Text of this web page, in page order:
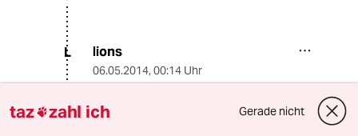
L lions
06.05.2014, 00:14 Uhr
Sie polemisieren in diesem
taz zahl ich Gerade nicht